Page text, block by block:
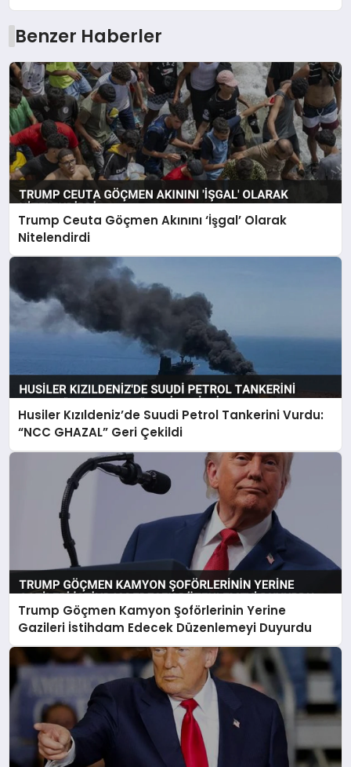
Benzer Haberler
Trump Ceuta Göçmen Akınını ‘İşgal’ Olarak
Nitelendirdi
Husiler Kızıldeniz’de Suudi Petrol Tankerini Vurdu:
“NCC GHAZAL” Geri Çekildi
Trump Göçmen Kamyon Şoförlerinin Yerine
Gazileri İstihdam Edecek Düzenlemeyi Duyurdu